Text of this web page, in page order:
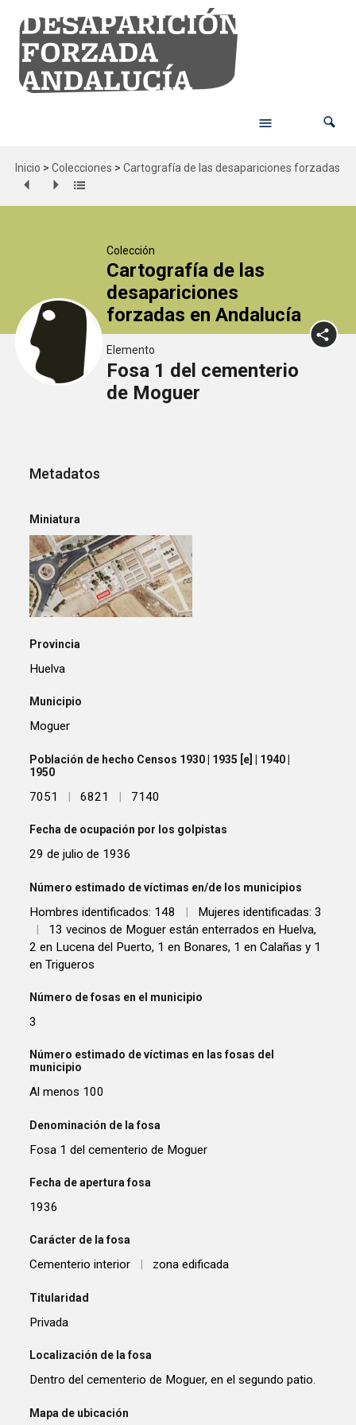
Inicio > Colecciones > Cartografía de las desapariciones forzadas
Colección
Cartografía de las
desapariciones
forzadas en Andalucía
Elemento
Fosa 1 del cementerio
de Moguer
Metadatos
Miniatura
Provincia
Huelva
Municipio
Moguer
Población de hecho Censos 1930 | 1935 [e] | 1940 |
1950
7051 | 6821 | 7140
Fecha de ocupación por los golpistas
29 de julio de 1936
Número estimado de víctimas en/de los municipios
Hombres identificados: 148 |
Mujeres identificadas: 3
|
13 vecinos de Moguer están enterrados en Huelva,
2 en Lucena del Puerto, 1 en Bonares, 1 en Calañas y 1
en Trigueros
Número de fosas en el municipio
3
Número estimado de víctimas en las fosas del
municipio
Al menos 100
Denominación de la fosa
Fosa 1 del cementerio de Moguer
Fecha de apertura fosa
1936
Carácter de la fosa
Cementerio interior zona edificada
Titularidad
Privada
Localización de la fosa
Dentro del cementerio de Moguer, en el segundo patio.
Mapa de ubicación